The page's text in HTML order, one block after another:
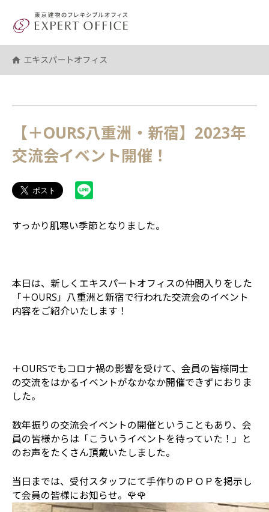
エキスパートオフィス
【＋OURS八重洲・新宿】2023年
交流会イベント開催！
すっかり肌寒い季節となりました。
本日は、新しくエキスパートオフィスの仲間入りをした
「＋OURS」八重洲と新宿で行われた交流会のイベント
内容をご紹介いたします！
＋OURSでもコロナ禍の影響を受けて、会員の皆様同士
の交流をはかるイベントがなかなか開催できずにおりま
した。
数年振りの交流会イベントの開催ということもあり、会
員の皆様からは「こういうイベントを待っていた！」と
のお声をたくさん頂戴いたしました。
当日までは、受付スタッフにて手作りのＰＯＰを掲示し
て会員の皆様にお知らせ。🌹🌹